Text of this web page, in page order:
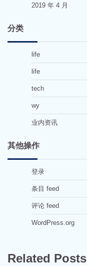
2019 年 4 月
分类
life
life
tech
wy
业内资讯
其他操作
登录
条目 feed
评论 feed
WordPress.org
Related Posts